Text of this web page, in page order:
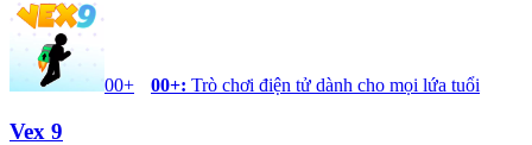
00+ 00+: Trò chơi điện tử dành cho mọi lứa tuổi
Vex 9